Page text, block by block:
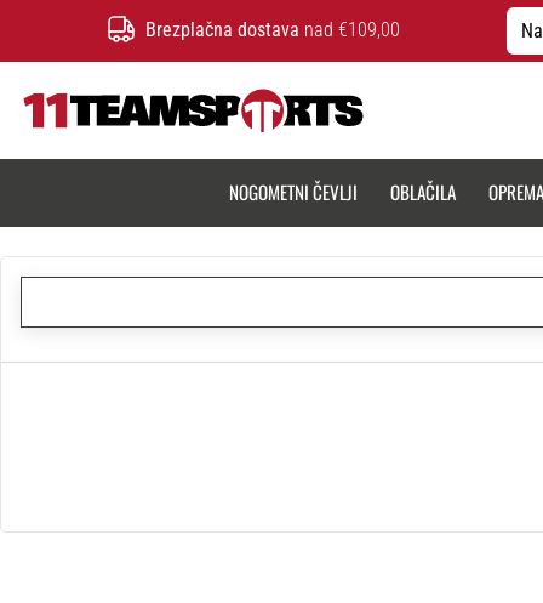
Brezplačna dostava nad €109,00
NOGOMETNI ČEVLJI OBLAČILA OPREMA